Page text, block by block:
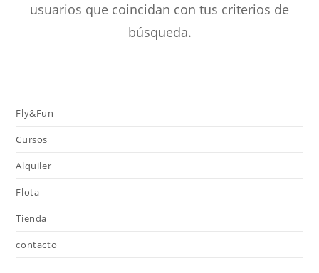
usuarios que coincidan con tus criterios de
búsqueda.
Fly&Fun
Cursos
Alquiler
Flota
Tienda
contacto